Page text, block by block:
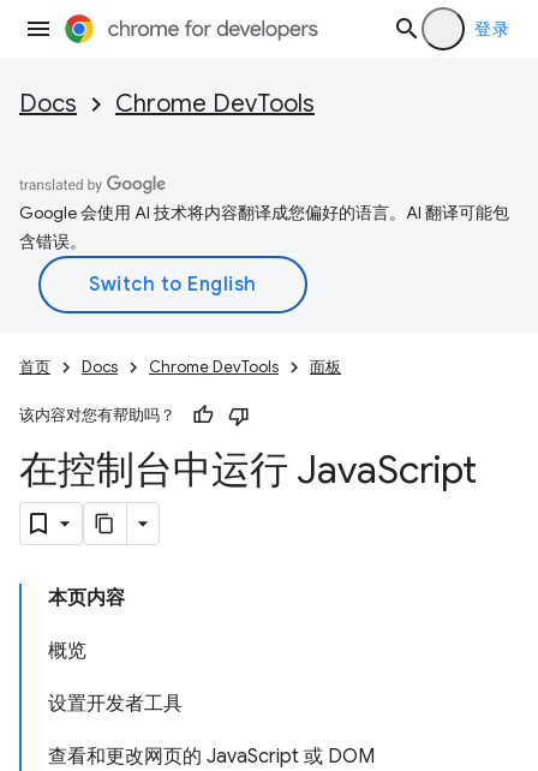
登录
Docs Chrome DevTools
Google 会使用 AI 技术将内容翻译成您偏好的语言。AI 翻译可能包
含错误。
首页 Docs Chrome DevTools 面板
该内容对您有帮助吗？
在控制台中运行 JavaScript
本页内容
概览
设置开发者工具
查看和更改网页的 JavaScript 或 DOM